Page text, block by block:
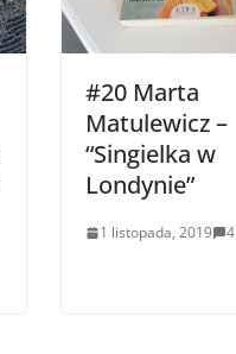
#20 Marta
Matulewicz –
“Singielka w
Londynie”
1 listopada, 2019 4